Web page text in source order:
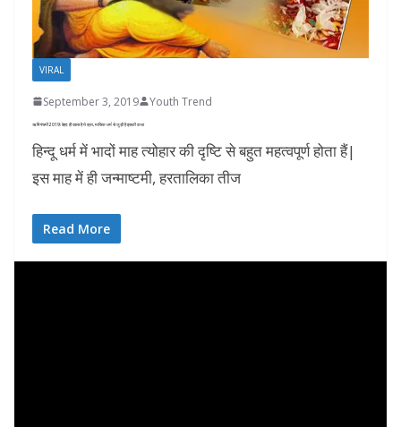
VIRAL
September 3, 2019 Youth Trend
ऋषि पंचमी 2019: बेहद ही खास है ये व्रत, मासिक धर्म से जुड़ी है इसकी कथा
हिन्दू धर्म में भादों माह त्योहार की दृष्टि से बहुत महत्वपूर्ण होता हैं|
इस माह में ही जन्माष्टमी, हरतालिका तीज
Read More